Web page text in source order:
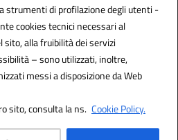
strumenti di profilazione degli utenti -
cookies tecnici necessari al
alla fruibilità dei servizi
– sono utilizzati, inoltre,
messi a disposizione da Web
sito, consulta la ns. Cookie Policy.
(IPA): istsc_saic878008
UFYPHY
by 3D Solution S.r.l.
by Designers Italia